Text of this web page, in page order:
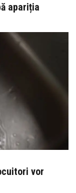
apariția
vor